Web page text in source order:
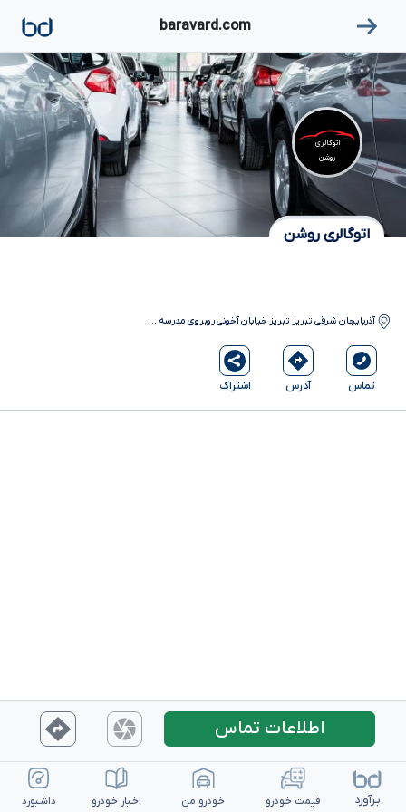
baravard.com
اتوگالری
روشن
اتوگالری روشن
آذربایجان شرقی تبریز تبریز خیابان آخونی روبروی مدرسه ...
تماس آدرس اشتراک
اطلاعات تماس
بـرآورد قیمت خـودرو خـودرو من اخـبار خـودرو داشـبورد